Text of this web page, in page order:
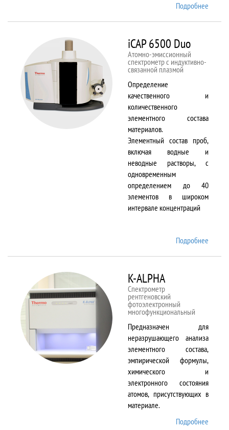
Подробнее
iCAP 6500 Duo
Атомно-эмиссионный
спектрометр с индуктивно-
связанной плазмой
Определение
качественного и
количественного
элементного состава
материалов.
Элементный состав проб,
включая водные и
неводные растворы, с
одновременным
определением до 40
элементов в широком
интервале концентраций
Подробнее
K-ALPHA
Спектрометр
рентгеновский
фотоэлектронный
многофункциональный
Предназначен для
неразрушающего анализа
элементного состава,
эмпирической формулы,
химического и
электронного состояния
атомов, присутствующих в
материале.
Подробнее